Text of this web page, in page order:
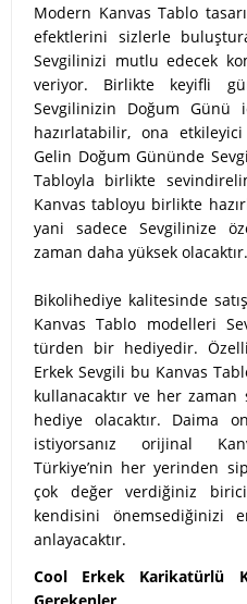
Modern Kanvas Tablo
efektlerini sizlerle
Sevgilinizi mutlu edecek
veriyor. Birlikte keyifli
Sevgilinizin Doğum
hazırlatabilir, ona
Gelin Doğum Gününde
Tabloyla birlikte
Kanvas tabloyu birlikte
yani sadece Sevgilinize
zaman daha yüksek olacaktır.
Bikolihediye kalitesinde
Kanvas Tablo modelleri
türden bir hediyedir.
Erkek Sevgili bu Kanvas
kullanacaktır ve her
hediye olacaktır. Daima
istiyorsanız orijinal
Türkiye’nin her yerinden
çok değer verdiğiniz
kendisini önemsediğinizi
anlayacaktır.
Cool Erkek Karikatürlü
Gerekenler